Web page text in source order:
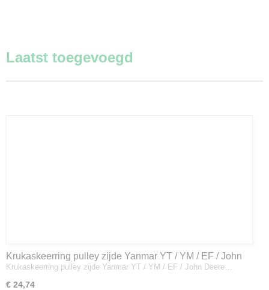
Laatst toegevoegd
Krukaskeerring pulley zijde Yanmar YT / YM / EF / John
Deere - 119934-01800
Krukaskeerring pulley zijde Yanmar YT / YM / EF / John Deere…
€ 24,74